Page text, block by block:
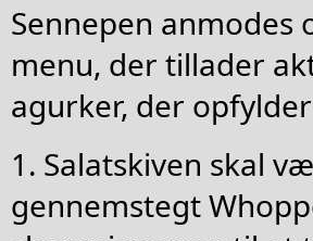
Sennepen anmodes
menu, der tillader
agurker, der
1. Salatskiven skal
gennemstegt